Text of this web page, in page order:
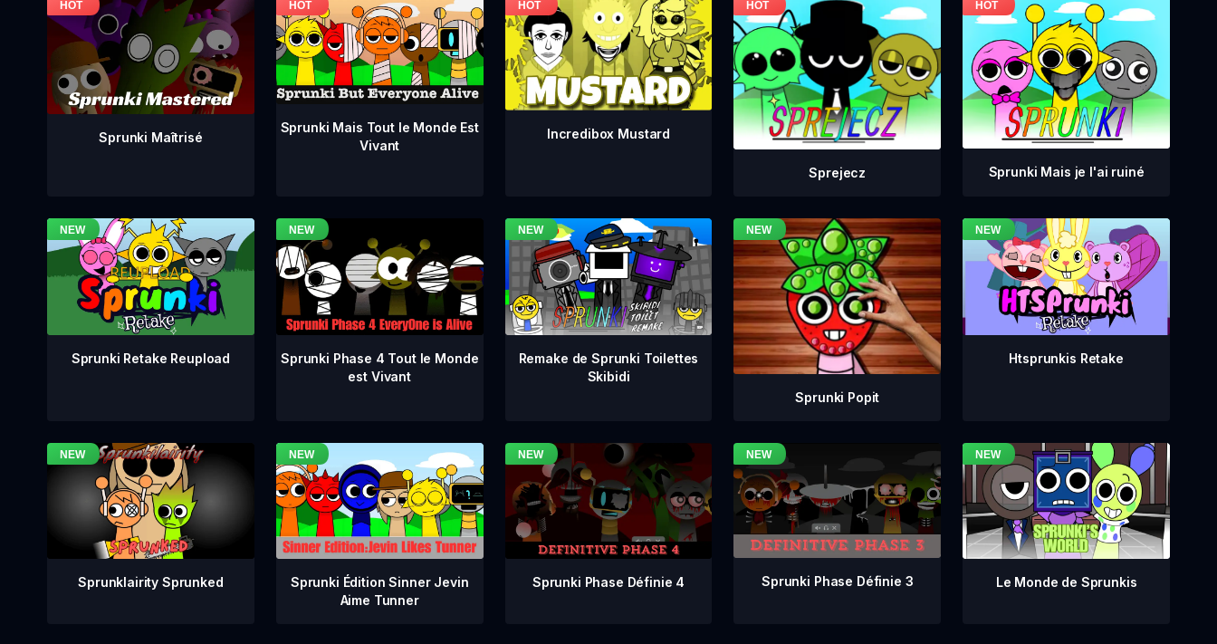
Sprunki Maîtrisé
Sprunki Mais Tout le Monde Est
Vivant
Incredibox Mustard
Sprejecz Sprunki Mais je l'ai ruiné
Sprunki Retake Reupload
Sprunki Phase 4 Tout le Monde
est Vivant
Remake de Sprunki Toilettes
Skibidi
Sprunki Popit
Htsprunkis Retake
Sprunklairity Sprunked
Sprunki Édition Sinner Jevin
Aime Tunner
Sprunki Phase Définie 4 Sprunki Phase Définie 3 Le Monde de Sprunkis